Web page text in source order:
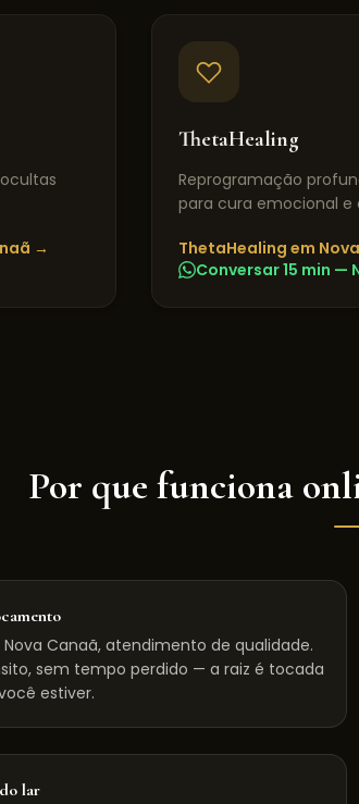
→
ThetaHealing
Reprogramação
para cura emocional e
ThetaHealing em
Conversar 15 min —
Por que funciona
Canaã, atendimento de qualidade.
sem tempo perdido — a raiz é tocada
estiver.
lar